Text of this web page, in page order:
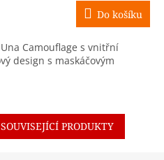
Do košíku
Camouflage s vnitřní
design s maskáčovým
PRODUKTY